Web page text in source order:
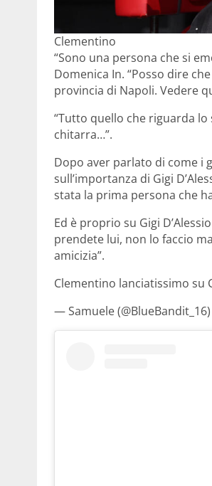
Clementino
“Sono una persona che si
Domenica In. “Posso dire
provincia di Napoli. Vedere
“Tutto quello che riguarda
chitarra…”.
Dopo aver parlato di come i
sull’importanza di Gigi
stata la prima persona che
Ed è proprio su Gigi
prendete lui, non lo faccio
amicizia”.
Clementino lanciatissimo su
— Samuele (@BlueBandit_16)